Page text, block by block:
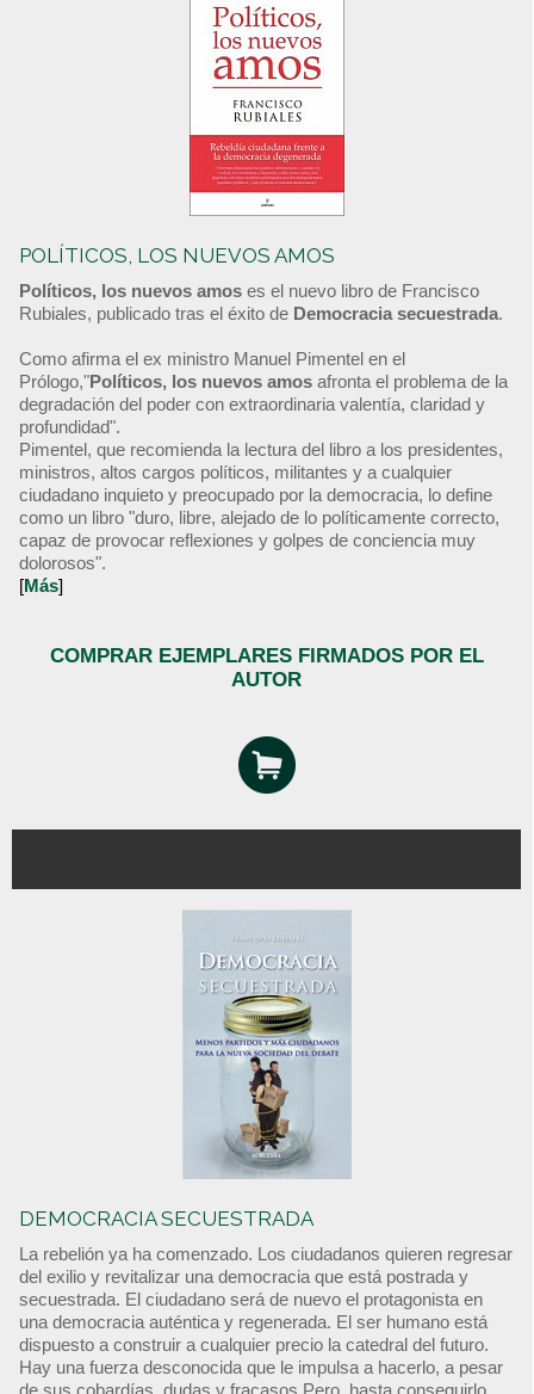
POLÍTICOS, LOS NUEVOS AMOS
Políticos, los nuevos amos es el nuevo libro de Francisco
Rubiales, publicado tras el éxito de Democracia secuestrada.
Como afirma el ex ministro Manuel Pimentel en el
Prólogo,"Políticos, los nuevos amos afronta el problema de la
degradación del poder con extraordinaria valentía, claridad y
profundidad".
Pimentel, que recomienda la lectura del libro a los presidentes,
ministros, altos cargos políticos, militantes y a cualquier
ciudadano inquieto y preocupado por la democracia, lo define
como un libro "duro, libre, alejado de lo políticamente correcto,
capaz de provocar reflexiones y golpes de conciencia muy
dolorosos".
[Más]
COMPRAR EJEMPLARES FIRMADOS POR EL
AUTOR
DEMOCRACIA SECUESTRADA
La rebelión ya ha comenzado. Los ciudadanos quieren regresar
del exilio y revitalizar una democracia que está postrada y
secuestrada. El ciudadano será de nuevo el protagonista en
una democracia auténtica y regenerada. El ser humano está
dispuesto a construir a cualquier precio la catedral del futuro.
Hay una fuerza desconocida que le impulsa a hacerlo, a pesar